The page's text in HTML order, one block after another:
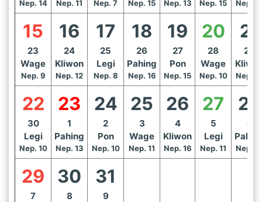
Nep. 14 Nep. 11 Nep. 7 Nep. 15 Nep. 13 Nep. 15 Nep.
15
23
Wage
Nep. 9
16
24
Kliwon
Nep. 12
17
25
Legi
Nep. 8
18
26
Pahing
Nep. 16
19
27
Pon
Nep. 15
20
28
Wage
Nep. 10
21
29
Nep.
22
30
Legi
Nep. 10
23
1
Pahing
Nep. 13
24
2
Pon
Nep. 10
25
3
Wage
Nep. 11
26
4
Kliwon
Nep. 16
27
5
Legi
Nep. 11
28
6
Nep.
29
7
30
8
31
9